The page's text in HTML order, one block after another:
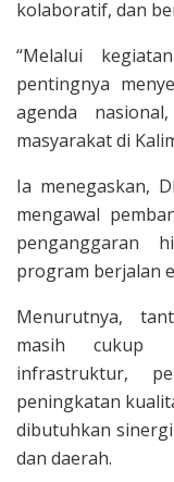
kolaboratif, dan
“Melalui
pentingnya
agenda
masyarakat di
Ia menegaskan,
mengawal
penganggaran
program berjalan
Menurutnya,
masih cukup
infrastruktur,
peningkatan
dibutuhkan
dan daerah.